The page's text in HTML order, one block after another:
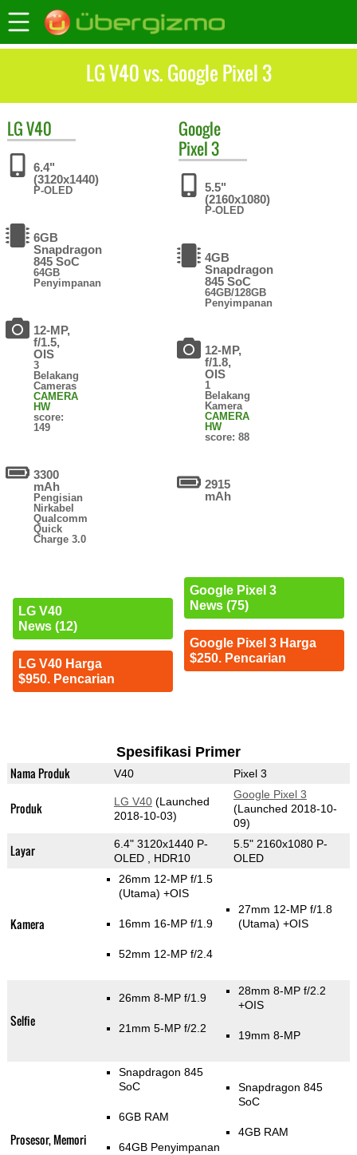
LG V40 vs. Google Pixel 3
LGV40
6.4"
(3120x1440)
P-OLED
6GB
Snapdragon
845 SoC
64GB
Penyimpanan
12-MP,
f/1.5,
OIS
3
Belakang
Cameras
CAMERA
HW
score:
149
3300
mAh
Pengisian
Nirkabel
Qualcomm
Quick
Charge 3.0
LG V40
News (12)
LG V40 Harga
$950. Pencarian
Google
Pixel 3
5.5"
(2160x1080)
P-OLED
4GB
Snapdragon
845 SoC
64GB/128GB
Penyimpanan
12-MP,
f/1.8,
OIS
1
Belakang
Kamera
CAMERA
HW
score: 88
2915
mAh
Google Pixel 3
News (75)
Google Pixel 3 Harga
$250. Pencarian
Spesifikasi Primer
Nama Produk V40 Pixel 3
Produk LG V40(Launched
2018-10-03)
Google Pixel 3
(Launched 2018-10-
09)
Layar
6.4" 3120x1440 P-
OLED , HDR10
5.5" 2160x1080 P-
OLED
Kamera
26mm 12-MP f/1.5
(Utama) +OIS
16mm 16-MP f/1.9
52mm 12-MP f/2.4
27mm 12-MP f/1.8
(Utama) +OIS
Selfie
26mm 8-MP f/1.9
21mm 5-MP f/2.2
28mm 8-MP f/2.2
+OIS
19mm 8-MP
Prosesor, Memori
Snapdragon 845
SoC
6GB RAM
64GB Penyimpanan
Snapdragon 845
SoC
4GB RAM